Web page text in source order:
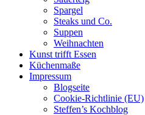
Spargel
Steaks und Co.
Suppen
Weihnachten
Kunst trifft Essen
Küchenmaße
Impressum
Blogseite
Cookie-Richtlinie (EU)
Steffen’s Kochblog